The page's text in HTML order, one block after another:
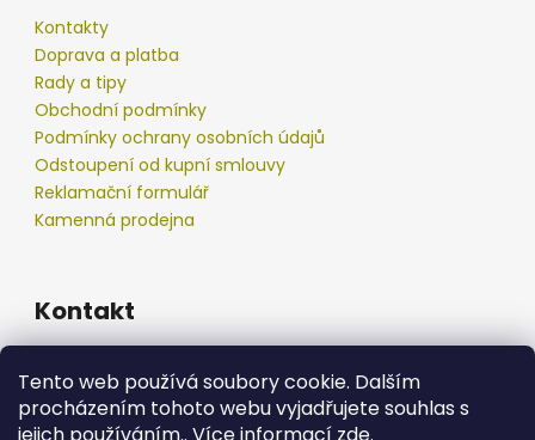
Tento web používá soubory cookie. Dalším
procházením tohoto webu vyjadřujete souhlas s
Kontakty
Doprava a platba
Rady a tipy
Obchodní podmínky
Podmínky ochrany osobních údajů
Odstoupení od kupní smlouvy
Reklamační formulář
Kamenná prodejna
Kontakt
777 192 550
777 192 550